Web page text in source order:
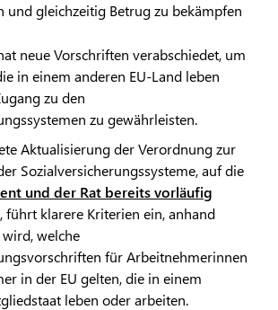
und gleichzeitig Betrug zu bekämpfen
neue Vorschriften verabschiedet, um
in einem anderen EU-Land leben
zu den
zu gewährleisten.
Aktualisierung der Verordnung zur
Sozialversicherungssysteme, auf die
und der Rat bereits vorläufig
führt klarere Kriterien ein, anhand
welche
für Arbeitnehmerinnen
in der EU gelten, die in einem
leben oder arbeiten.